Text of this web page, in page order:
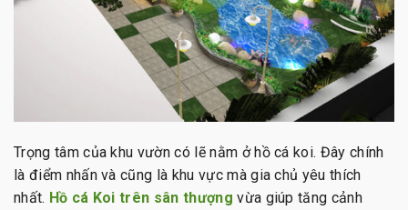
Trọng tâm của khu vườn có lẽ nằm ở hồ cá koi. Đây chính
là điểm nhấn và cũng là khu vực mà gia chủ yêu thích
nhất. Hồ cá Koi trên sân thượng vừa giúp tăng cảnh